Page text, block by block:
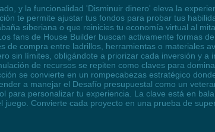
y la funcionalidad 'Disminuir dinero' eleva la
te permite ajustar tus fondos para probar tus
siberiana o que reinicies tu economía virtual al
fans de House Builder buscan activamente formas
compra entre ladrillos, herramientas o materiales
sin límites, obligándote a priorizar cada inversión y a
de recursos se repiten como claves para
se convierte en un rompecabezas estratégico
a manejar el Desafío presupuestal como un
personalizar tu experiencia. La clave está en
Convierte cada proyecto en una prueba de